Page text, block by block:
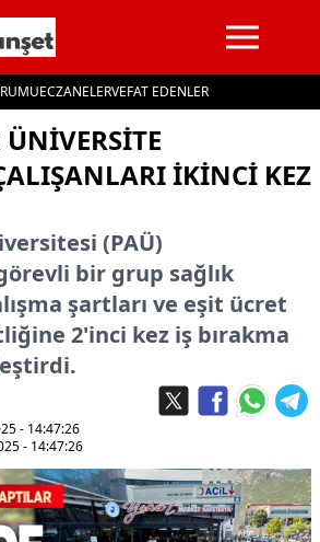
ECZANELERVEFAT EDENLER
IKINCI KEZ
(PAÜ)
bir grup sağlık
şartları ve eşit ücret
2'inci kez iş bırakma
- 14:47:26
- 14:47:26